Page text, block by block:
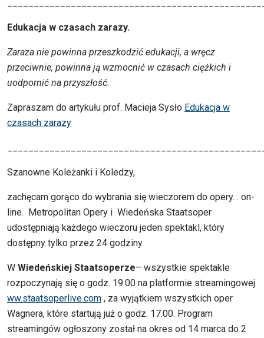
Edukacja w czasach zarazy.
Zaraza nie powinna przeszkodzić edukacji, a wręcz
przeciwnie, powinna ją wzmocnić w czasach ciężkich i
uodpornić na przyszłość.
Zapraszam do artykułu prof. Macieja Sysło Edukacja w
czasach zarazy
Szanowne Koleżanki i Koledzy,
zachęcam gorąco do wybrania się wieczorem do opery… on-
line. Metropolitan Opery i Wiedeńska Staatsoper
udostępniają każdego wieczoru jeden spektakl, który
dostępny tylko przez 24 godziny.
W Wiedeńskiej Staatsoperze– wszystkie spektakle
rozpoczynają się o godz. 19.00 na platformie streamingowej
ww.staatsoperlive.com , za wyjątkiem wszystkich oper
Wagnera, które startują już o godz. 17.00. Program
streamingów ogłoszony został na okres od 14 marca do 2